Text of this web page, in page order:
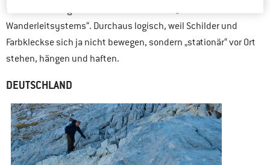
sind Markierungen und Schilder teil eines „stationären
Wanderleitsystems“. Durchaus logisch, weil Schilder und
Farbkleckse sich ja nicht bewegen, sondern „stationär“ vor Ort
stehen, hängen und haften.
DEUTSCHLAND